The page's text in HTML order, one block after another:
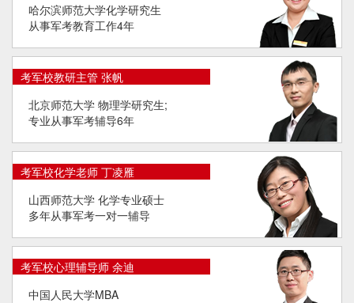
哈尔滨师范大学化学研究生
从事军考教育工作4年
考军校教研主管 张帆
北京师范大学 物理学研究生;
专业从事军考辅导6年
考军校化学老师 丁凌雁
山西师范大学 化学专业硕士
多年从事军考一对一辅导
考军校心理辅导师 余迪
中国人民大学MBA